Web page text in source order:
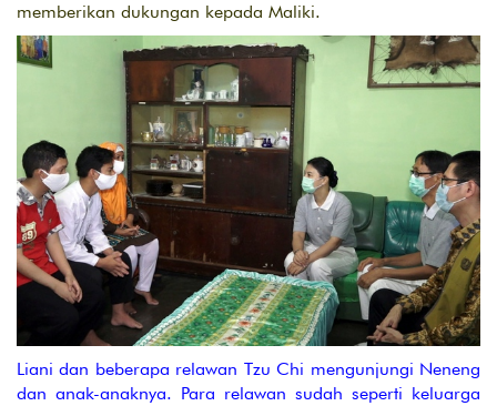
memberikan dukungan kepada Maliki.
Liani dan beberapa relawan Tzu Chi mengunjungi Neneng
dan anak-anaknya. Para relawan sudah seperti keluarga